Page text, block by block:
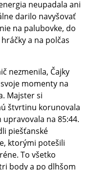
neupadala ani
darilo navyšovať
na palubovke, do
a na polčas
nezmenila, Čajky
momenty na
Majster si
štvrtinu korunovala
na 85:44.
piešťanské
ktorými potešili
To všetko
body a po dlhšom